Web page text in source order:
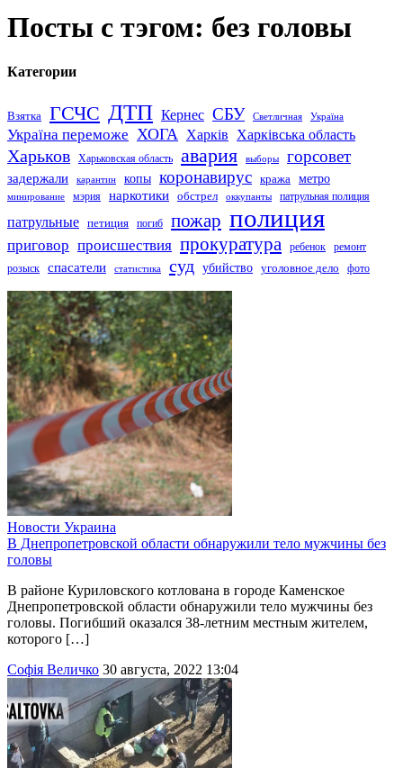
Посты с тэгом: без головы
Категории
Взятка ГСЧС ДТП Кернес СБУ Светличная Україна
Україна переможе ХОГА Харків Харківська область
Харьков Харьковская область авария выборы горсовет
задержали карантин копы коронавирус кража метро
минирование мэрия наркотики обстрел оккупанты патрульная полиция
патрульные петиция погиб пожар полиция
приговор происшествия прокуратура ребенок
ремонт
розыск
спасатели статистика суд убийство уголовное дело фото
Новости Украина
В Днепропетровской области обнаружили тело мужчины без
головы
В районе Куриловского котлована в городе Каменское
Днепропетровской области обнаружили тело мужчины без
головы. Погибший оказался 38-летним местным жителем,
которого […]
Софія Величко 30 августа, 2022 13:04